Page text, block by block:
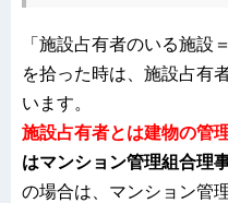
「施設占有者のいる施設
を拾った時は、施設占有
います。
施設占有者とは建物の管
はマンション管理組合理
の場合は、マンション管